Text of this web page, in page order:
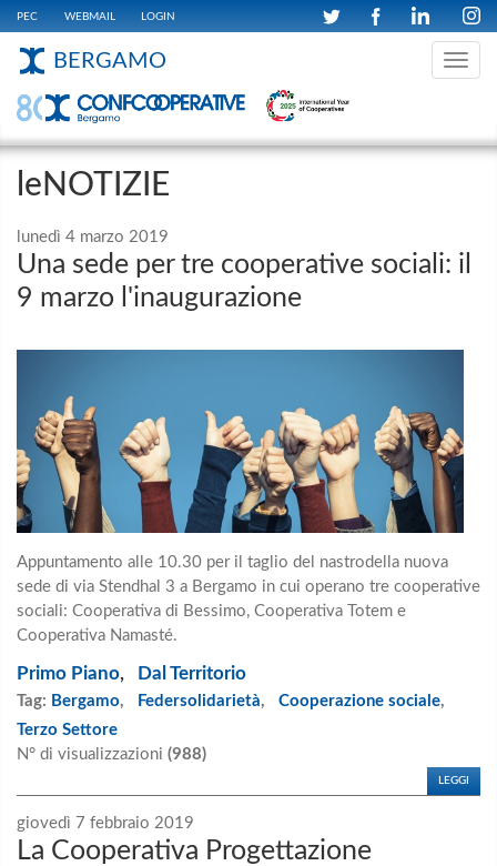
PEC WEBMAIL LOGIN
Toggle
BERGAMO
leNOTIZIE
lunedì 4 marzo 2019
Una sede per tre cooperative sociali: il
9 marzo l'inaugurazione
Appuntamento alle 10.30 per il taglio del nastrodella nuova
sede di via Stendhal 3 a Bergamo in cui operano tre cooperative
sociali: Cooperativa di Bessimo, Cooperativa Totem e
Cooperativa Namasté.
Primo Piano, Dal Territorio
Tag: Bergamo, Federsolidarietà, Cooperazione sociale,
Terzo Settore
N° di visualizzazioni (988)
LEGGI
giovedì 7 febbraio 2019
La Cooperativa Progettazione